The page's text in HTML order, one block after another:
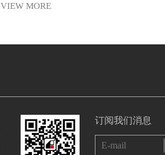
VIEW MORE
订阅我们消息